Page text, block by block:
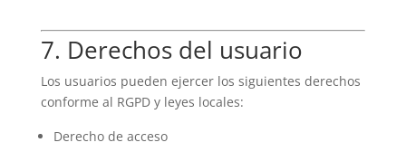
7. Derechos del usuario
Los usuarios pueden ejercer los siguientes derechos
conforme al RGPD y leyes locales:
Derecho de acceso